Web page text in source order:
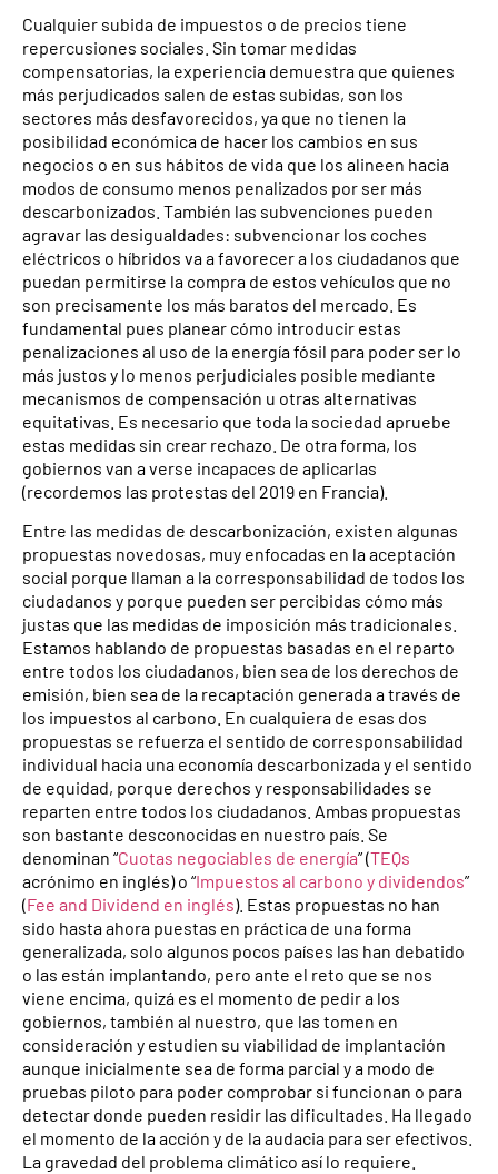
Cualquier subida de impuestos o de precios tiene
repercusiones sociales. Sin tomar medidas
compensatorias, la experiencia demuestra que quienes
más perjudicados salen de estas subidas, son los
sectores más desfavorecidos, ya que no tienen la
posibilidad económica de hacer los cambios en sus
negocios o en sus hábitos de vida que los alineen hacia
modos de consumo menos penalizados por ser más
descarbonizados. También las subvenciones pueden
agravar las desigualdades: subvencionar los coches
eléctricos o híbridos va a favorecer a los ciudadanos que
puedan permitirse la compra de estos vehículos que no
son precisamente los más baratos del mercado. Es
fundamental pues planear cómo introducir estas
penalizaciones al uso de la energía fósil para poder ser lo
más justos y lo menos perjudiciales posible mediante
mecanismos de compensación u otras alternativas
equitativas. Es necesario que toda la sociedad apruebe
estas medidas sin crear rechazo. De otra forma, los
gobiernos van a verse incapaces de aplicarlas
(recordemos las protestas del 2019 en Francia).
Entre las medidas de descarbonización, existen algunas
propuestas novedosas, muy enfocadas en la aceptación
social porque llaman a la corresponsabilidad de todos los
ciudadanos y porque pueden ser percibidas cómo más
justas que las medidas de imposición más tradicionales.
Estamos hablando de propuestas basadas en el reparto
entre todos los ciudadanos, bien sea de los derechos de
emisión, bien sea de la recaptación generada a través de
los impuestos al carbono. En cualquiera de esas dos
propuestas se refuerza el sentido de corresponsabilidad
individual hacia una economía descarbonizada y el sentido
de equidad, porque derechos y responsabilidades se
reparten entre todos los ciudadanos. Ambas propuestas
son bastante desconocidas en nuestro país. Se
denominan “Cuotas negociables de energía” (TEQs
acrónimo en inglés) o “Impuestos al carbono y dividendos”
(Fee and Dividend en inglés). Estas propuestas no han
sido hasta ahora puestas en práctica de una forma
generalizada, solo algunos pocos países las han debatido
o las están implantando, pero ante el reto que se nos
viene encima, quizá es el momento de pedir a los
gobiernos, también al nuestro, que las tomen en
consideración y estudien su viabilidad de implantación
aunque inicialmente sea de forma parcial y a modo de
pruebas piloto para poder comprobar si funcionan o para
detectar donde pueden residir las dificultades. Ha llegado
el momento de la acción y de la audacia para ser efectivos.
La gravedad del problema climático así lo requiere.